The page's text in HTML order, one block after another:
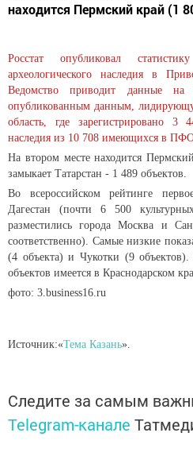
находится Пермский край (1
Росстат опубликовал
археологического наследия в
Ведомство приводит данные на
опубликованным данным,
область, где зарегистрировано 3
наследия из 10 708 имеющихся в
На втором месте находится
замыкает Татарстан - 1 489 объектов.
Во всероссийском рейтинге
Дагестан (почти 6 500
разместились города Москва и
соответственно). Самые низкие
(4 объекта) и Чукотки (9 объектов).
объектов имеется в Краснодарском
фото: 3.business16.ru
Источник:«Тема Казань».
Следите за самым
Telegram-канале